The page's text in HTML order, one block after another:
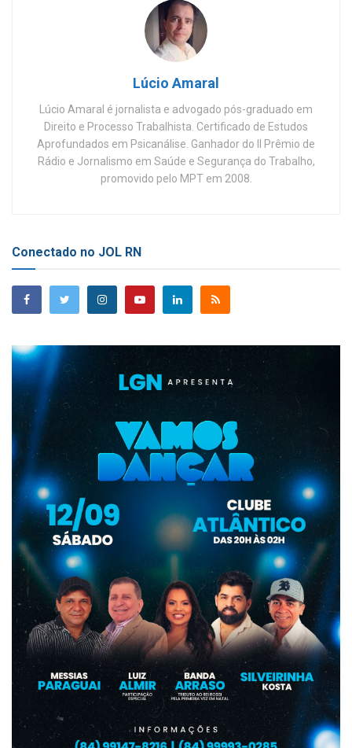
Lúcio Amaral
Lúcio Amaral é jornalista e advogado pós-graduado em
Direito e Processo Trabalhista. Certificado de Estudos
Aprofundados em Psicanálise. Ganhador do II Prêmio de
Rádio e Jornalismo em Saúde e Segurança do Trabalho,
promovido pelo MPT em 2008.
Conectado no JOL RN